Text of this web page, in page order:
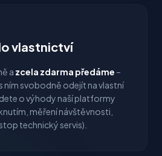
vlastnictví
a zcela zdarma předáme –
ním svobodně odejít na vlastní
o výhody naší platformy
měření návštěvnosti,
technický servis).